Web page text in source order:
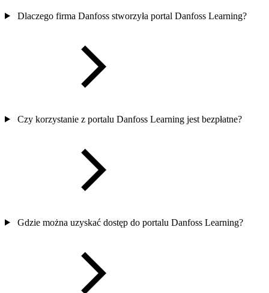
Dlaczego firma Danfoss stworzyła portal Danfoss Learning?
Czy korzystanie z portalu Danfoss Learning jest bezpłatne?
Gdzie można uzyskać dostęp do portalu Danfoss Learning?